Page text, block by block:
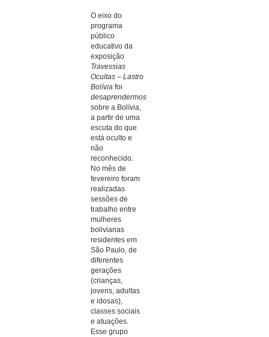
O eixo do
programa
público
educativo da
exposição
Travessias
Ocultas – Lastro
Bolíviafoi
desaprendermos
sobre a Bolívia,
a partir de uma
escuta do que
está oculto e
não
reconhecido.
No mês de
fevereiro foram
realizadas
sessões de
trabalho entre
mulheres
bolivianas
residentes em
São Paulo, de
diferentes
gerações
(crianças,
jovens, adultas
e idosas),
classes sociais
e atuações.
Esse grupo